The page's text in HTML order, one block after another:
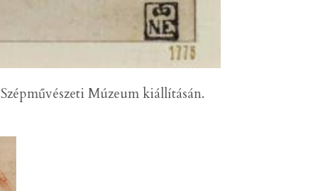
Múzeum kiállításán.